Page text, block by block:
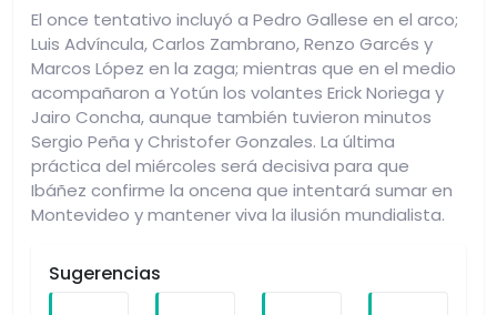
El once tentativo incluyó a Pedro Gallese en el arco;
Luis Advíncula, Carlos Zambrano, Renzo Garcés y
Marcos López en la zaga; mientras que en el medio
acompañaron a Yotún los volantes Erick Noriega y
Jairo Concha, aunque también tuvieron minutos
Sergio Peña y Christofer Gonzales. La última
práctica del miércoles será decisiva para que
Ibáñez confirme la oncena que intentará sumar en
Montevideo y mantener viva la ilusión mundialista.
Sugerencias